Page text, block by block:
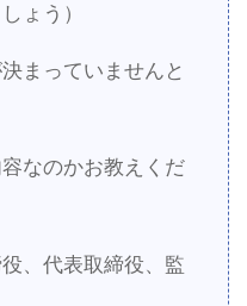
ょう）
まっていませんと
なのかお教えくだ
、代表取締役、監